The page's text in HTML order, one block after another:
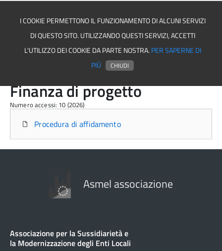
Asmel associazione
Finanza di progetto
Numero accessi: 10 (2026)
Procedura di affidamento
Asmel associazione
Associazione per la Sussidiarietà e
la Modernizzazione degli Enti Locali
I COOKIE PERMETTONO IL FUNZIONAMENTO DI ALCUNI SERVIZI
DI QUESTO SITO. UTILIZZANDO QUESTI SERVIZI, ACCETTI
L'UTILIZZO DEI COOKIE DA PARTE NOSTRA. PER SAPERNE DI
PIÙ
CHIUDI